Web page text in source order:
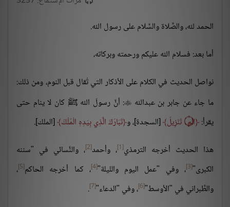
الحمد لله، والصَّلاة والسَّلام على رسول الله.
أما بعد: فسلام الله عليكم ورحمته وبركاته،
نواصل الحديث في الكلام على الأذكار التي تُقال قبل النوم، ومن ذلك:
ما جاء عن جابر بن عبدالله : أنَّ رسولَ الله ﷺ كان لا ينام حتى
يقرأ: الم۝تَنْزِيلُ [السجدة]، و تَبَارَكَ الَّذِي بِيَدِهِ الْمُلْكُ [الملك].
هذا الحديث أخرجه الترمذي[1] ، وأحمد[2] ، والنَّسائي في "سننه
الكبرى"[3] ، وفي "عمل اليوم والليلة"[4] ، كما أخرجه الحاكم[5] ،
والطَّبراني في "الأوسط"[6] ، وفي "الدعاء"[7]
.